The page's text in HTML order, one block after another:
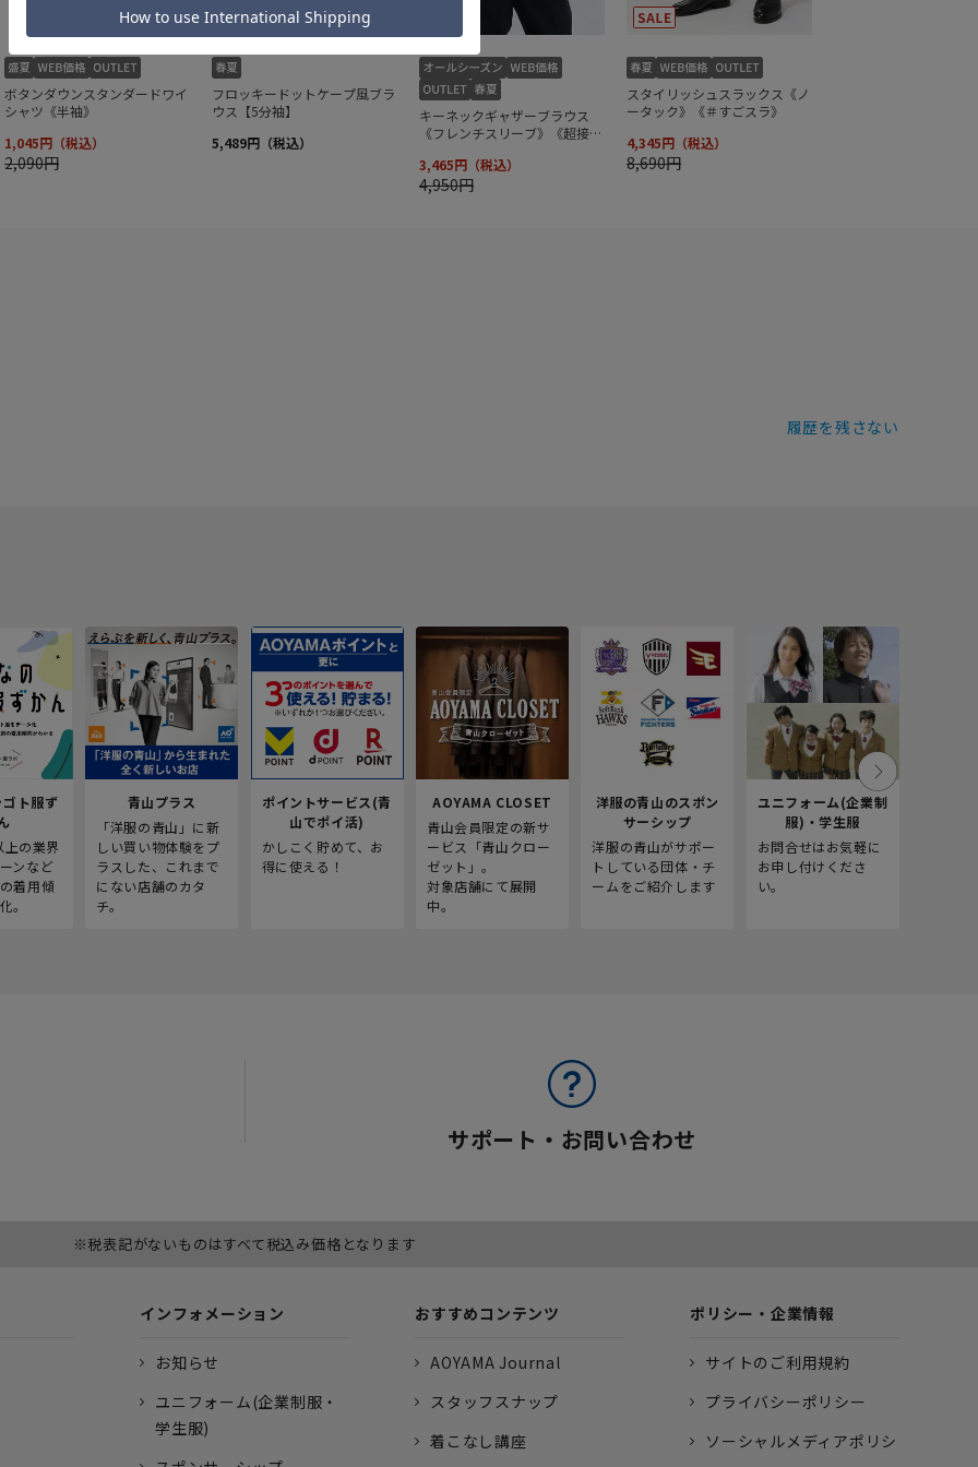
履歴を残さない
ト服ず
の業界
ンなど
着用傾
。
青山プラス
「洋服の青山」に新
しい買い物体験をプ
ラスした、これまで
にない店舗のカタ
チ。
ポイントサービス(青
山でポイ活)
かしこく貯めて、お
得に使える！
AOYAMA CLOSET
青山会員限定の新サ
ービス「青山クロー
ゼット」。
対象店舗にて展開
中。
洋服の青山のスポン
サーシップ
洋服の青山がサポー
トしている団体・チ
ームをご紹介します
ユニフォーム(企業制
服)・学生服
お問合せはお気軽に
お申し付けくださ
い。
サポート・お問い合わせ
※税表記がないものはすべて税込み価格となります
インフォメーション
お知らせ
ユニフォーム(企業制服・
学生服)
おすすめコンテンツ
AOYAMA Journal
スタッフスナップ
着こなし講座
ポリシー・企業情報
サイトのご利用規約
プライバシーポリシー
ソーシャルメディアポリシ